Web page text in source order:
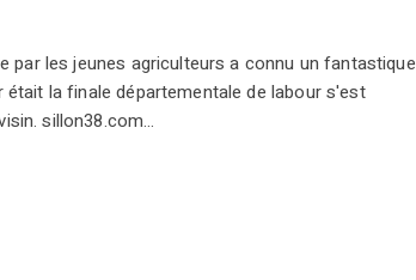
par les jeunes agriculteurs a connu un fantastique
la finale départementale de labour s'est
sillon38.com…